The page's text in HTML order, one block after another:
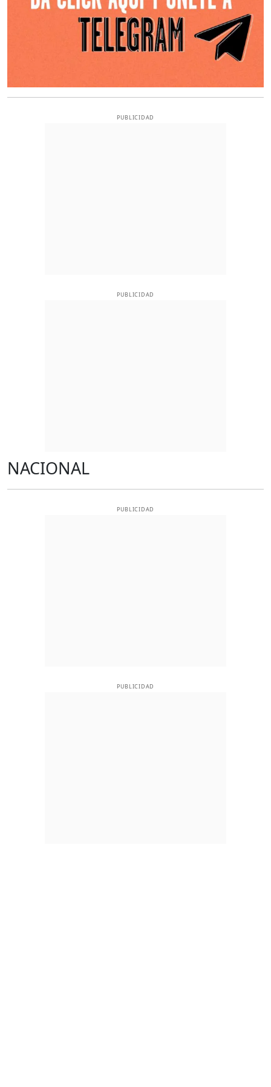
PUBLICIDAD
PUBLICIDAD
NACIONAL
PUBLICIDAD
PUBLICIDAD